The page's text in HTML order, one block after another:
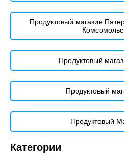
Продуктовый магазин
Продуктовый
Продуктовый
Продуктовый
Категории